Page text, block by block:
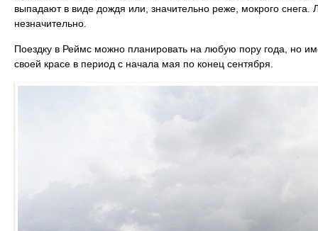
выпадают в виде дождя или, значительно реже, мокрого снега.
незначительно.
Поездку в Реймс можно планировать на любую пору года, но
своей красе в период с начала мая по конец сентября.